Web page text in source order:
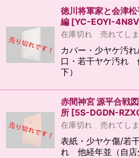
徳川将軍家と会津
編 [YC-EOYI-4N8V
在庫切れ 売れてしま
カバー・少ヤケ汚
口・若干ヤケ汚れ
下）
赤間神宮 源平合
所 [5S-DGDN-
在庫切れ 売れてしま
表紙・少ヤケ傷/若
れ 他経年並（自店